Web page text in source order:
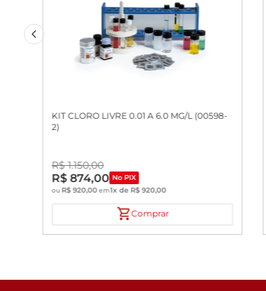
KIT CLORO LIVRE 0.01 A 6.0 MG/L (00598-
2)
R$ 1.150,00
R$ 874,00 No PIX
ou R$ 920,00em1x de R$ 920,00
Comprar